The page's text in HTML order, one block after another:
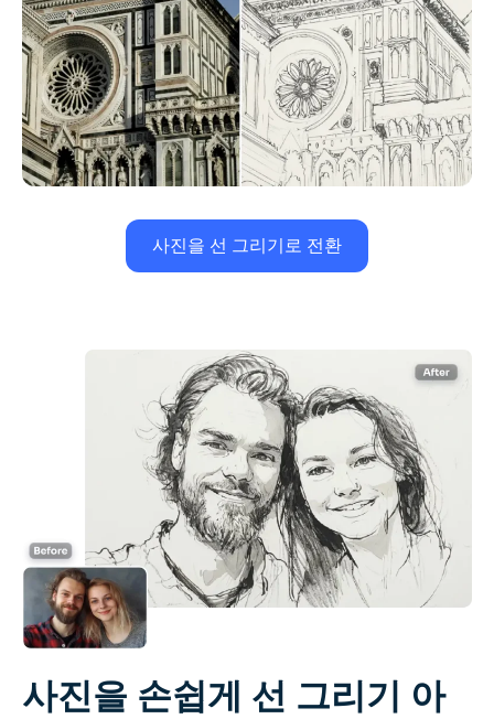
사진을 선 그리기로 전환
사진을 손쉽게 선 그리기 아